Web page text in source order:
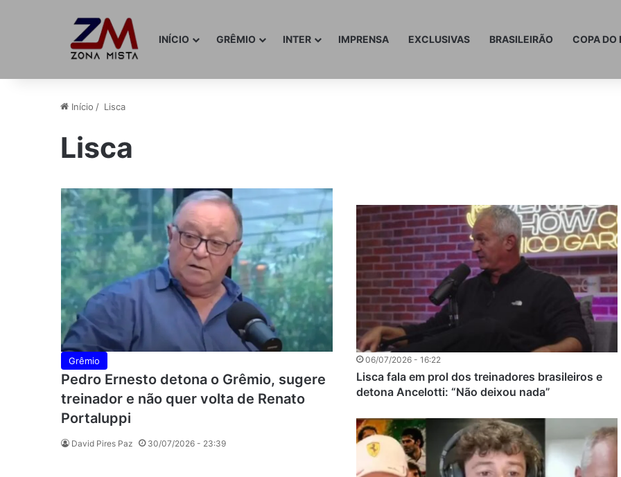
INÍCIO GRÊMIO INTER IMPRENSA EXCLUSIVAS BRASILEIRÃO COPA DO
Início / Lisca
Lisca
Grêmio
Pedro Ernesto detona o Grêmio, sugere
treinador e não quer volta de Renato
Portaluppi
David Pires Paz 30/07/2026 - 23:39
06/07/2026 - 16:22
Lisca fala em prol dos treinadores brasileiros e
detona Ancelotti: “Não deixou nada”